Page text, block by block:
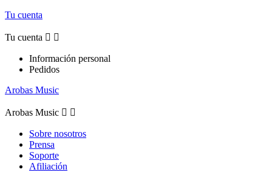
Tu cuenta
Tu cuenta  
Información personal
Pedidos
Arobas Music
Arobas Music  
Sobre nosotros
Prensa
Soporte
Afiliación